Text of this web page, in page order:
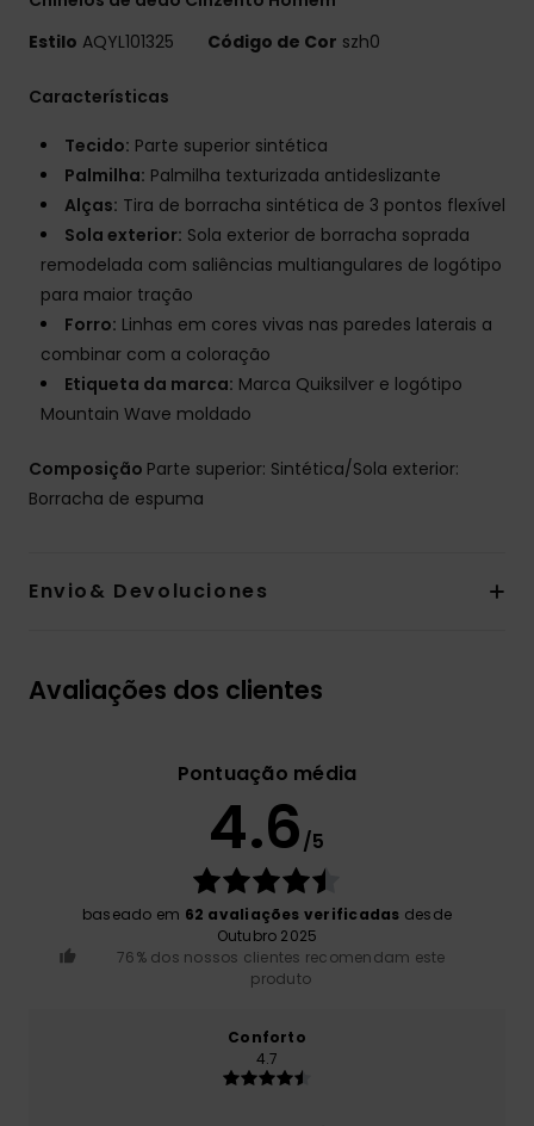
Estilo AQYL101325 Código de Cor szh0
Características
Tecido: Parte superior sintética
Palmilha: Palmilha texturizada antideslizante
Alças: Tira de borracha sintética de 3 pontos flexível
Sola exterior: Sola exterior de borracha soprada
remodelada com saliências multiangulares de logótipo
para maior tração
Forro: Linhas em cores vivas nas paredes laterais a
combinar com a coloração
Etiqueta da marca: Marca Quiksilver e logótipo
Mountain Wave moldado
Composição Parte superior: Sintética/Sola exterior:
Borracha de espuma
Envio& Devoluciones
Avaliações dos clientes
Pontuação média
4.6/5
baseado em 62 avaliações verificadas desde
Outubro 2025
76% dos nossos clientes recomendam este
produto
Conforto
4.7